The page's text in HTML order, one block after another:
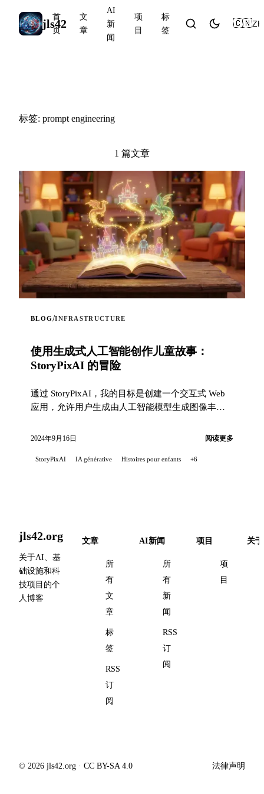
jls42
首
页
文
章
AI
新
闻
项
目
标
签
🇨🇳ZH
标签: prompt engineering
1 篇文章
BLOG/INFRASTRUCTURE
使用生成式人工智能创作儿童故事：
StoryPixAI 的冒险
通过 StoryPixAI，我的目标是创建一个交互式 Web
应用，允许用户生成由人工智能模型生成图像丰富
2024年9月16日 阅读更多
StoryPixAI IA générative Histoires pour enfants +6
jls42.org
关于AI、基
础设施和科
技项目的个
人博客
文章
所
有
文
章
标
签
RSS
订
阅
AI新闻
所
有
新
闻
RSS
订
阅
项目
项
目
关于
© 2026 jls42.org · CC BY-SA 4.0 法律声明